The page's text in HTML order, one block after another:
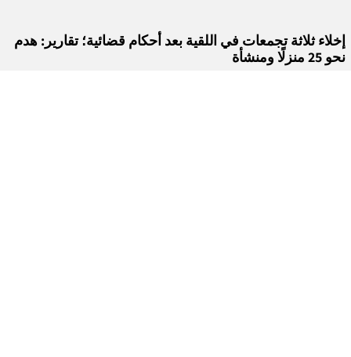
إخلاء ثلاثة تجمعات في اللقية بعد أحكام قضائية؛ تقارير: هدم
نحو 25 منزلًا ومنشأة